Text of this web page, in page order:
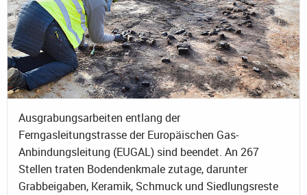
Ausgrabungsarbeiten entlang der
Ferngasleitungstrasse der Europäischen Gas-
Anbindungsleitung (EUGAL) sind beendet. An 267
Stellen traten Bodendenkmale zutage, darunter
Grabbeigaben, Keramik, Schmuck und Siedlungsreste